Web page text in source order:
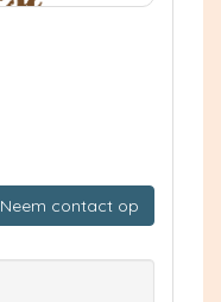
Neem contact op